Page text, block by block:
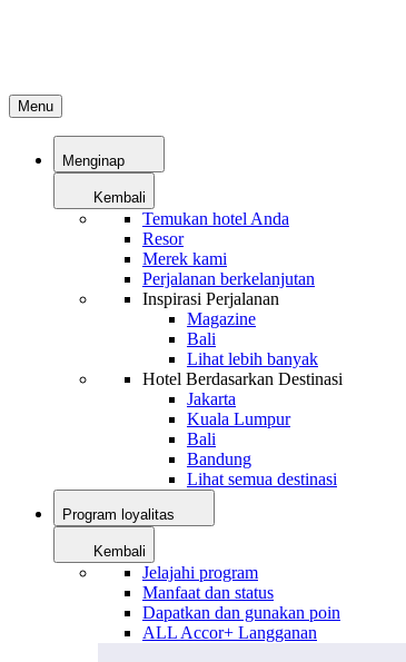
Menu
Menginap
Kembali
Temukan hotel Anda
Resor
Merek kami
Perjalanan berkelanjutan
Inspirasi Perjalanan
Magazine
Bali
Lihat lebih banyak
Hotel Berdasarkan Destinasi
Jakarta
Kuala Lumpur
Bali
Bandung
Lihat semua destinasi
Program loyalitas
Kembali
Jelajahi program
Manfaat dan status
Dapatkan dan gunakan poin
ALL Accor+ Langganan